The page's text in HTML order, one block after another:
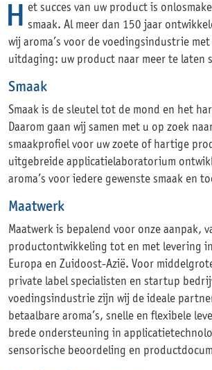
Het succes van uw product is onlosmakelijk verbonden met smaak. Al meer dan 150 jaar
wij aroma’s voor de voedingsindustrie
uitdaging: uw product naar meer te laten
Smaak
Smaak is de sleutel tot de mond en het
Daarom gaan wij samen met u op zoek
smaakprofiel voor uw zoete of hartige
uitgebreide applicatielaboratorium
aroma’s voor iedere gewenste smaak en
Maatwerk
Maatwerk is bepalend voor onze aanpak,
productontwikkeling tot en met levering
Europa en Zuidoost-Azië. Voor
private label specialisten en startup
voedingsindustrie zijn wij de ideale
betaalbare aroma’s, snelle en flexibele
brede ondersteuning in
sensorische beoordeling en